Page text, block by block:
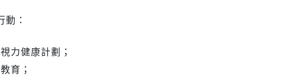
：
力健康計劃；
育；